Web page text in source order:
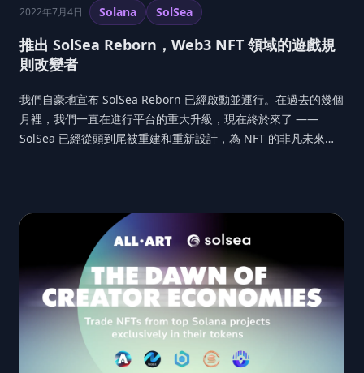
2022年7月4日 Solana SolSea
推出 SolSea Reborn，Web3 NFT 領域的遊戲規
則改變者
我們自豪地宣布 SolSea Reborn 已經啟動並運行。在過去的幾個
月裡，我們一直在進行平台的重大升級，現在終於來了 ——
SolSea 已經從頭到尾被重建和重新設計，為 NFT 的非凡未來定